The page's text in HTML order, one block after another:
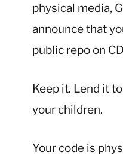
physical media,
announce that
public repo on
Keep it. Lend it
your children.
Your code is